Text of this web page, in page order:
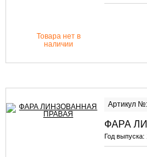
Товара нет в
наличии
Артикул
ФАРА
Год выпуска: